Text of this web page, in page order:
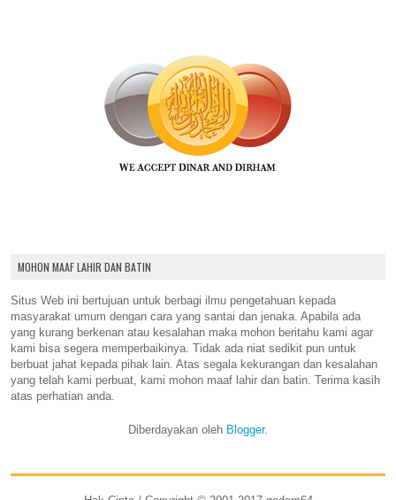
MOHON MAAF LAHIR DAN BATIN
Situs Web ini bertujuan untuk berbagi ilmu pengetahuan kepada
masyarakat umum dengan cara yang santai dan jenaka. Apabila ada
yang kurang berkenan atau kesalahan maka mohon beritahu kami agar
kami bisa segera memperbaikinya. Tidak ada niat sedikit pun untuk
berbuat jahat kepada pihak lain. Atas segala kekurangan dan kesalahan
yang telah kami perbuat, kami mohon maaf lahir dan batin. Terima kasih
atas perhatian anda.
Diberdayakan oleh Blogger.